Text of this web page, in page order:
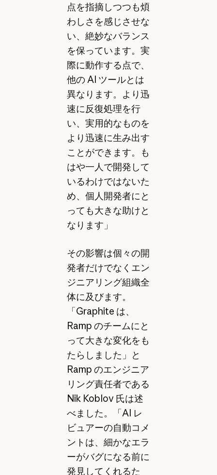
点を指摘しつつも煩
わしさを感じさせな
い、絶妙なバランス
を保っています。実
際に動作する点で、
他の AI ツールとは
異なります。より迅
速に反復処理を行
い、実用的なものを
より迅速に生み出す
ことができます。も
はや一人で開発して
いるわけではないた
め、個人開発者にと
っても大きな助けと
なります」
その影響は個々の開
発者だけでなくエン
ジニアリング組織全
体に及びます。
「Graphite は、
Ramp のチームにと
って大きな変化をも
たらしました」と
Ramp のエンジニア
リング責任者である
Nik Koblov 氏は述
べました。「AI レ
ビュアーの自動コメ
ントは、細かなエラ
ーがバグになる前に
発見してくれるた